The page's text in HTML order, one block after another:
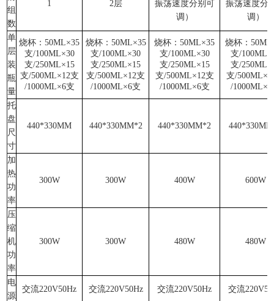
组
数
1 2层
振荡速度分别可
调）
振荡速度分
调）
单
层
装
瓶
量
烧杯：50ML×35
支/100ML×30
支/250ML×15
支/500ML×12支
/1000ML×6支
烧杯： 50ML×35
支/100ML×30
支/250ML×15
支/500ML×12支
/1000ML×6支
烧杯：50ML×35
支/100ML×30
支/250ML×15
支/500ML×12支
/1000ML×6支
烧杯：50ML
支/
支/
支/
/1000ML×6
托
盘
尺
寸
440*330MM 440*330MM*2 440*330MM*2
加
热
功
率
300W 300W 400W 600W
压
缩
机
功
率
300W 300W 480W 480W
电
源
交流220V50Hz 交流220V50Hz 交流220V50Hz 交流